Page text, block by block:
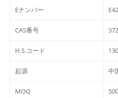
Eナンバー
CAS番号
H.S.コード
起源 中
MOQ